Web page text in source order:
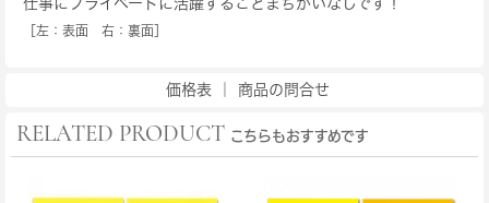
仕事にプライベートに活躍することまちがいなしです！
［左：表面 右：裏面］
価格表 商品の問合せ
RELATED PRODUCT こちらもおすすめです